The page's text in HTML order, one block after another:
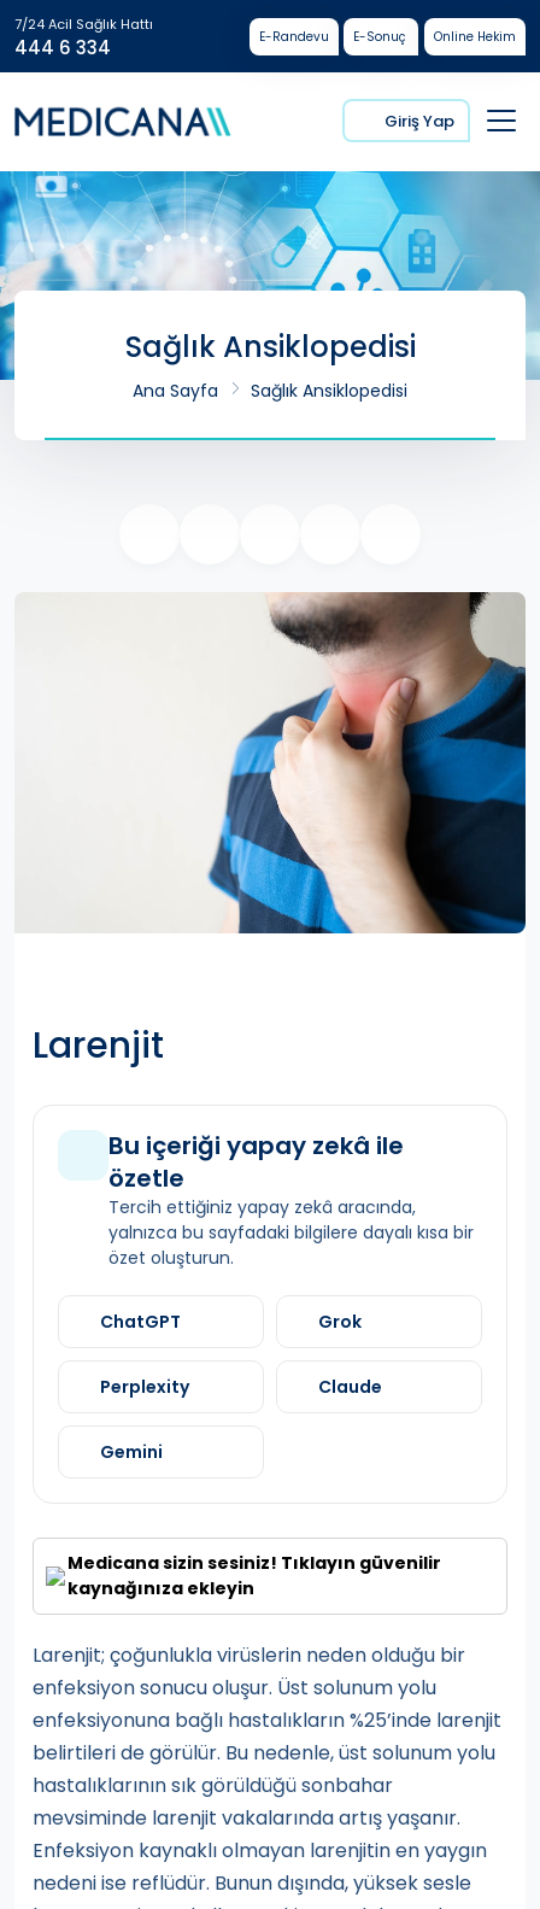
7/24 Acil Sağlık Hattı
444 6 334 E-Randevu E-Sonuç Online Hekim
Giriş Yap
Sağlık Ansiklopedisi
Ana Sayfa Sağlık Ansiklopedisi
Larenjit
Bu içeriği yapay zekâ ile
özetle
Tercih ettiğiniz yapay zekâ aracında,
yalnızca bu sayfadaki bilgilere dayalı kısa bir
özet oluşturun.
ChatGPT Grok
Perplexity Claude
Gemini
Medicana sizin sesiniz! Tıklayın güvenilir
kaynağınıza ekleyin
Larenjit; çoğunlukla virüslerin neden olduğu bir
enfeksiyon sonucu oluşur. Üst solunum yolu
enfeksiyonuna bağlı hastalıkların %25’inde larenjit
belirtileri de görülür. Bu nedenle, üst solunum yolu
hastalıklarının sık görüldüğü sonbahar
mevsiminde larenjit vakalarında artış yaşanır.
Enfeksiyon kaynaklı olmayan larenjitin en yaygın
nedeni ise reflüdür. Bunun dışında, yüksek sesle